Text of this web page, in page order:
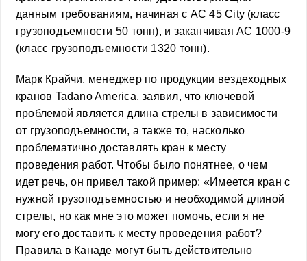
данным требованиям, начиная с AC 45 City (класс
грузоподъемности 50 тонн), и заканчивая AC 1000-9
(класс грузоподъемности 1320 тонн).
Марк Крайчи, менеджер по продукции вездеходных
кранов Tadano America, заявил, что ключевой
проблемой является длина стрелы в зависимости
от грузоподъемности, а также то, насколько
проблематично доставлять кран к месту
проведения работ. Чтобы было понятнее, о чем
идет речь, он привел такой пример: «Имеется кран с
нужной грузоподъемностью и необходимой длиной
стрелы, но как мне это может помочь, если я не
могу его доставить к месту проведения работ?
Правила в Канаде могут быть действительно